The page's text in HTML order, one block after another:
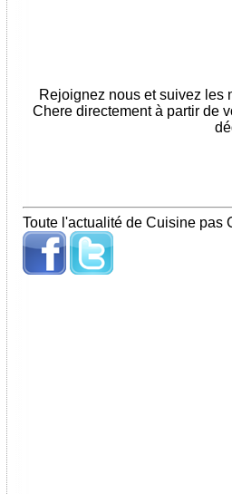
Rejoignez nous et suivez les
Chere directement à partir de
Toute l'actualité de Cuisine pas